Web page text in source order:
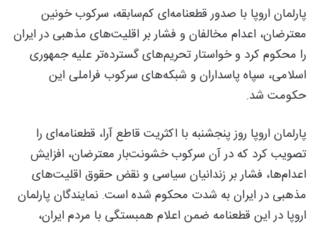
پارلمان اروپا با صدور قطعنامه‌ای کم‌سابقه، سرکوب خونین
معترضان، اعدام مخالفان و فشار بر اقلیت‌های مذهبی در ایران
را محکوم کرد و خواستار تحریم‌های گسترده‌تر علیه جمهوری
اسلامی، سپاه پاسداران و شبکه‌های سرکوب فراملی این
حکومت شد.
پارلمان اروپا روز پنجشنبه با اکثریت قاطع آرا، قطعنامه‌ای را
تصویب کرد که در آن سرکوب خشونت‌بار معترضان، افزایش
اعدام‌ها، فشار بر زندانیان سیاسی و نقض حقوق اقلیت‌های
مذهبی در ایران به شدت محکوم شده است. نمایندگان پارلمان
اروپا در این قطعنامه ضمن اعلام همبستگی با مردم ایران،